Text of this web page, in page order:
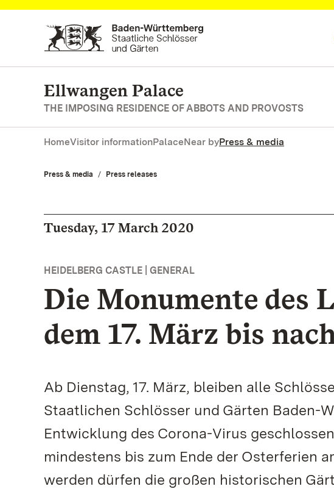
Navigate to main page
Ellwangen Palace
THE IMPOSING RESIDENCE OF ABBOTS AND PROVOSTS
HomeVisitor informationPalaceNear byPress & media
Press & media Press releases
Tuesday, 17 March 2020
HEIDELBERG CASTLE | GENERAL
Die Monumente des
dem 17. März bis
Ab Dienstag, 17. März, bleiben alle
Staatlichen Schlösser und Gärten Baden-
Entwicklung des Corona-Virus
mindestens bis zum Ende der Osterferien
werden dürfen die großen historischen